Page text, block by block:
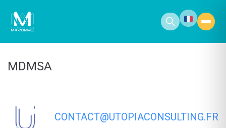
principal
MDMSA
CONTACT@UTOPIACONSULTING.FR